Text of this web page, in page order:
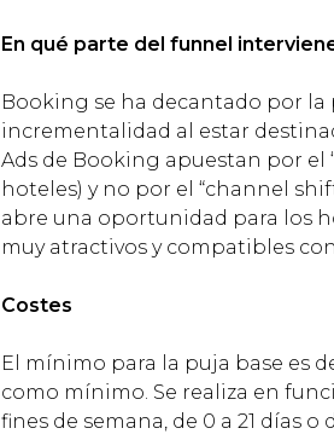
En qué parte del funnel
Booking se ha decantado por
incrementalidad al estar
Ads de Booking apuestan por el
hoteles) y no por el “channel
abre una oportunidad para los
muy atractivos y compatibles
Costes
El mínimo para la puja base es
como mínimo. Se realiza en
fines de semana, de 0 a 21 días o